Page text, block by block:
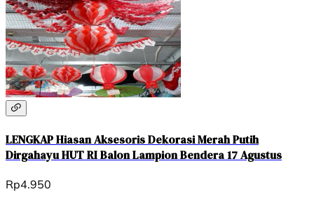
LENGKAP Hiasan Aksesoris Dekorasi Merah Putih
Dirgahayu HUT RI Balon Lampion Bendera 17 Agustus
Rp4.950